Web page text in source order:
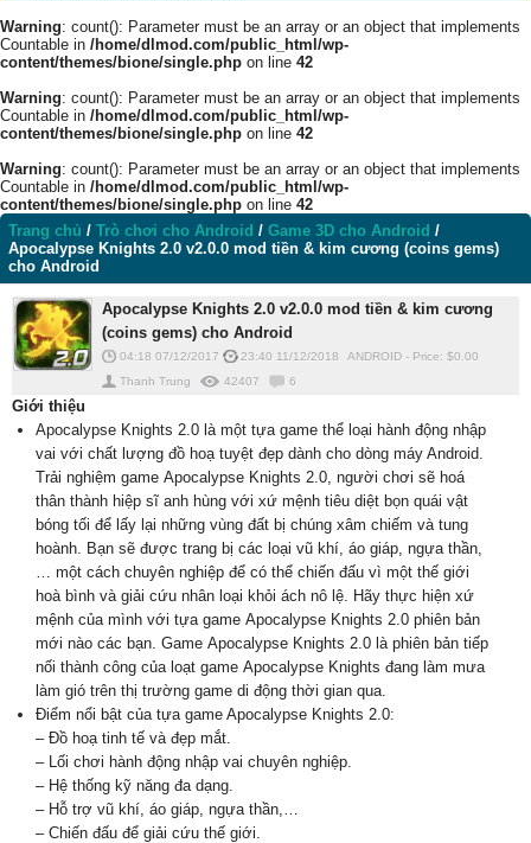
Warning: count(): Parameter must be an array or an object that implements
Countable in /home/dlmod.com/public_html/wp-
content/themes/bione/single.php on line 42
Warning: count(): Parameter must be an array or an object that implements
Countable in /home/dlmod.com/public_html/wp-
content/themes/bione/single.php on line 42
Warning: count(): Parameter must be an array or an object that implements
Countable in /home/dlmod.com/public_html/wp-
content/themes/bione/single.php on line 42
Trang chủ / Trò chơi cho Android / Game 3D cho Android /
Apocalypse Knights 2.0 v2.0.0 mod tiền & kim cương (coins gems)
cho Android
Apocalypse Knights 2.0 v2.0.0 mod tiền & kim cương
(coins gems) cho Android
04:18 07/12/2017 23:40 11/12/2018 ANDROID - Price: $0.00
Thanh Trung
42407 6
Giới thiệu
Apocalypse Knights 2.0 là một tựa game thể loại hành động nhập
vai với chất lượng đồ hoạ tuyệt đẹp dành cho dòng máy Android.
Trải nghiệm game Apocalypse Knights 2.0, người chơi sẽ hoá
thân thành hiệp sĩ anh hùng với xứ mệnh tiêu diệt bọn quái vật
bóng tối để lấy lại những vùng đất bị chúng xâm chiếm và tung
hoành. Bạn sẽ được trang bị các loại vũ khí, áo giáp, ngựa thần,
… một cách chuyên nghiệp để có thể chiến đấu vì một thế giới
hoà bình và giải cứu nhân loại khỏi ách nô lệ. Hãy thực hiện xứ
mệnh của mình với tựa game Apocalypse Knights 2.0 phiên bản
mới nào các bạn. Game Apocalypse Knights 2.0 là phiên bản tiếp
nối thành công của loạt game Apocalypse Knights đang làm mưa
làm gió trên thị trường game di động thời gian qua.
Điểm nổi bật của tựa game Apocalypse Knights 2.0:
– Đồ hoạ tinh tế và đẹp mắt.
– Lối chơi hành động nhập vai chuyên nghiệp.
– Hệ thống kỹ năng đa dạng.
– Hỗ trợ vũ khí, áo giáp, ngựa thần,…
– Chiến đấu để giải cứu thế giới.